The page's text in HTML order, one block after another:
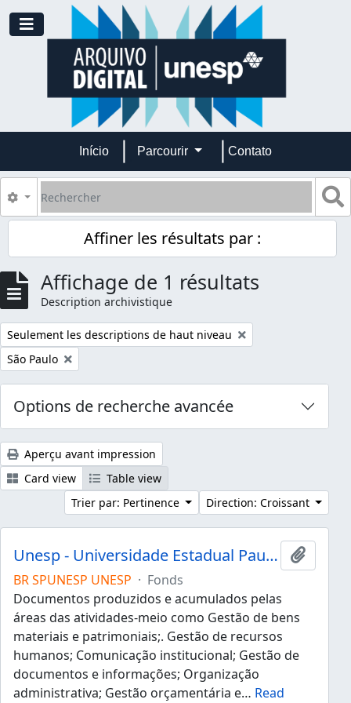
Skip to main content
Toggle navigation
Início Parcourir Contato
Rechercher
Search options
Affiner les résultats par :
Affichage de 1 résultats
Description archivistique
Remove filter:
Seulement les descriptions de haut niveau
Remove filter:
São Paulo
Options de recherche avancée
Aperçu avant impression
Card view
Table view
Trier par: Pertinence
Direction: Croissant
Unesp - Universidade Estadual Paulista "Júlio de Mesquita Filho"
Ajouter
BR SPUNESP UNESP · Fonds
Documentos produzidos e acumulados pelas
áreas das atividades-meio como Gestão de bens
materiais e patrimoniais;. Gestão de recursos
humanos; Comunicação institucional; Gestão de
documentos e informações; Organização
administrativa; Gestão orçamentária e… Read